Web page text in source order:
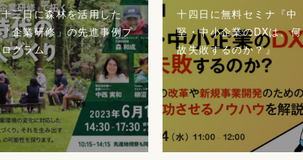
十三日に森林を活用した
「企業研修」の先進事例プ
ログラム
十四日に無料セミナ『中
堅・中小企業のDXは、何
故失敗するのか？』